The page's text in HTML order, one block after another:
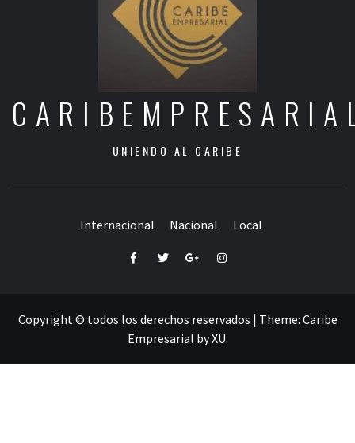
UNIENDO AL CARIBE
Internacional Nacional Local
FacebookTwitterGoogle+Instagram
Copyright © todos los derechos reservados | Theme: Caribe
Empresarial byXU.